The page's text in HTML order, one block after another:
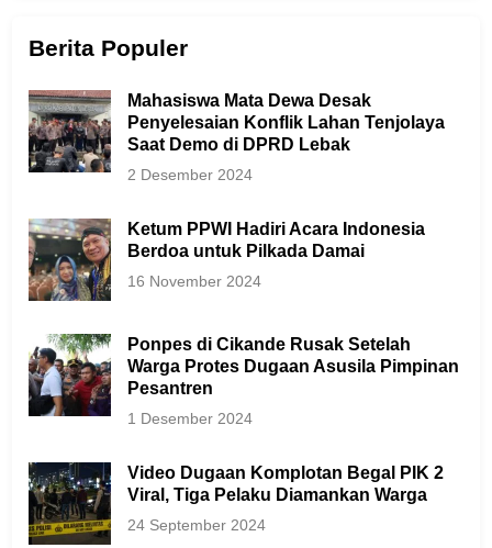
Berita Populer
Mahasiswa Mata Dewa Desak
Penyelesaian Konflik Lahan Tenjolaya
Saat Demo di DPRD Lebak
2 Desember 2024
Ketum PPWI Hadiri Acara Indonesia
Berdoa untuk Pilkada Damai
16 November 2024
Ponpes di Cikande Rusak Setelah
Warga Protes Dugaan Asusila Pimpinan
Pesantren
1 Desember 2024
Video Dugaan Komplotan Begal PIK 2
Viral, Tiga Pelaku Diamankan Warga
24 September 2024